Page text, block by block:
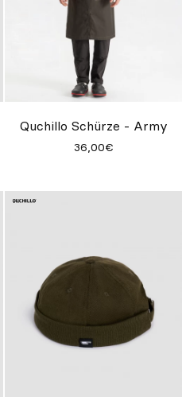
Quchillo Schürze - Army
36,00€